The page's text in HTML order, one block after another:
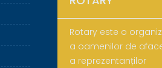
Rotary este o
a oamenilor de
a reprezentanților